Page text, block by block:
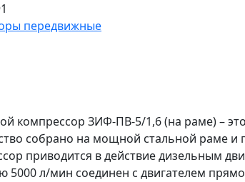
передвижные
компрессор ЗИФ-ПВ-5/1,6 (на раме) –
собрано на мощной стальной раме
приводится в действие дизельным
5000 л/мин соединен с двигателем